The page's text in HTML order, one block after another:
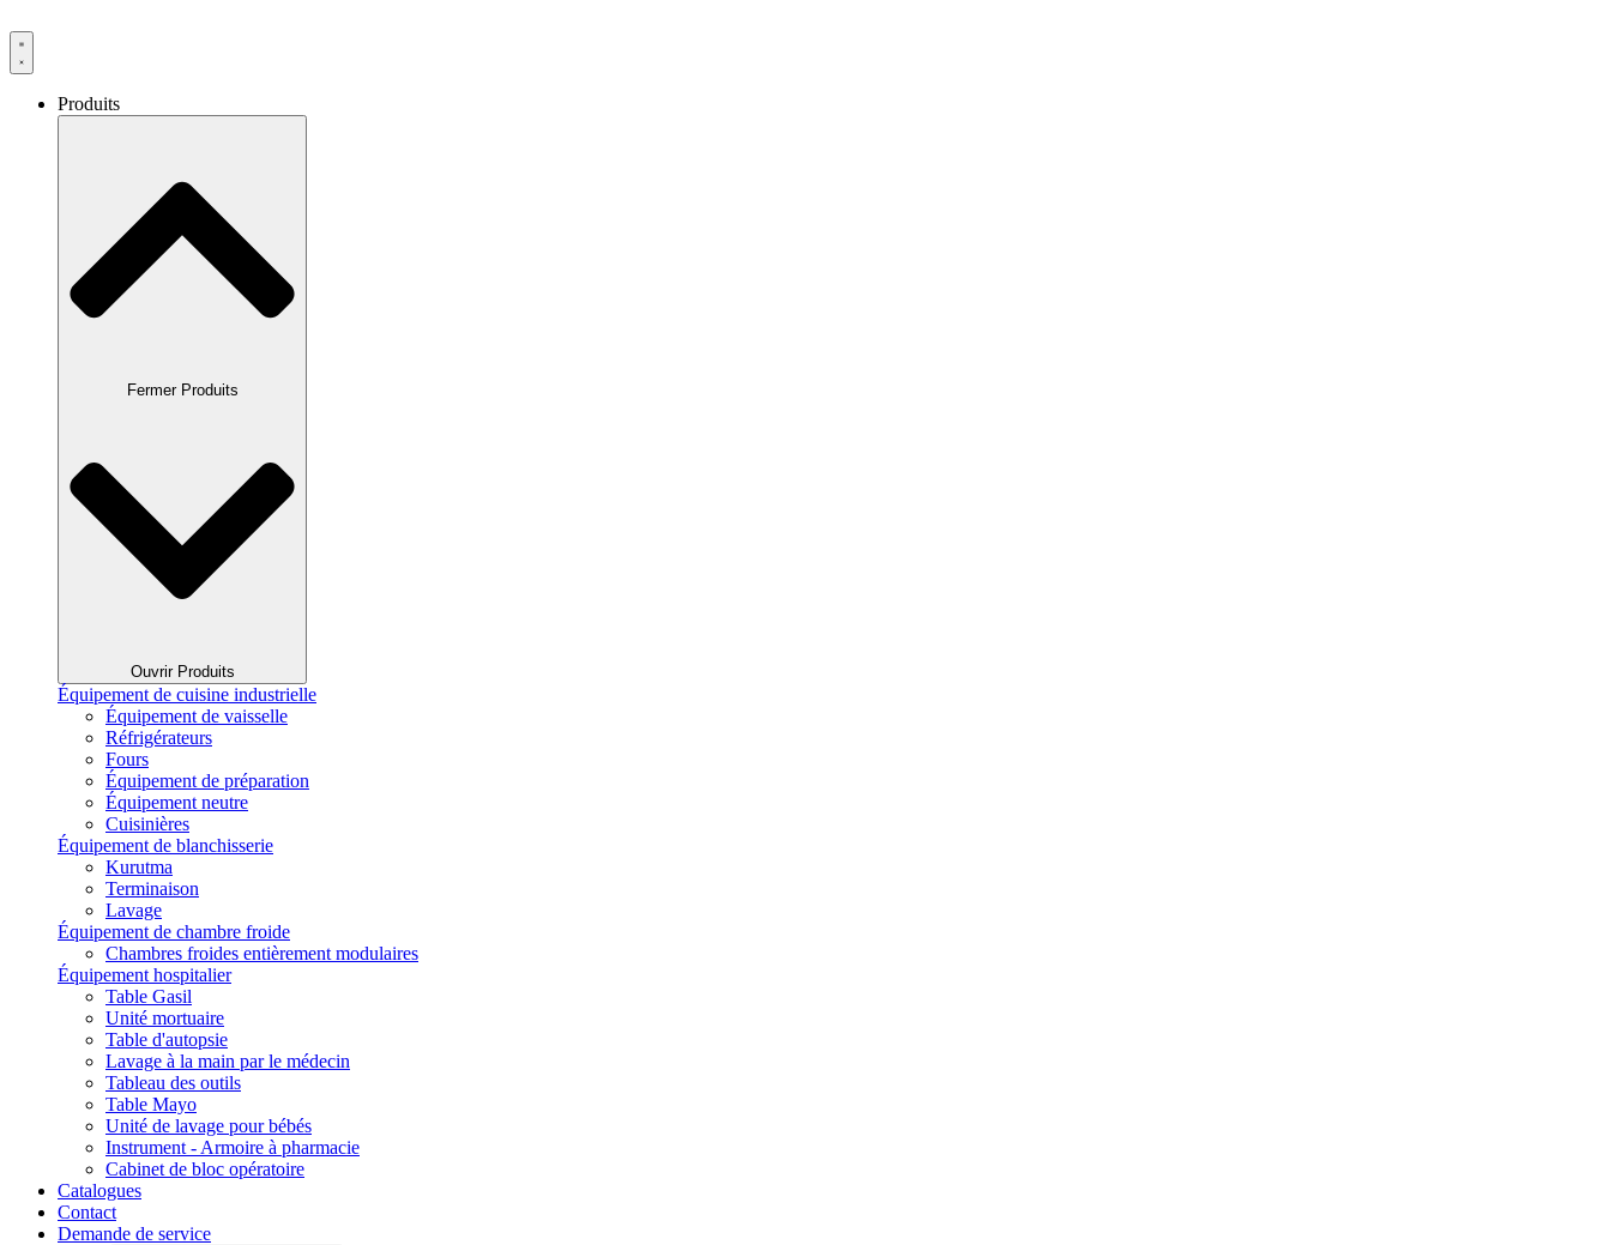
Produits
Fermer Produits
Ouvrir Produits
Équipement de cuisine industrielle
Équipement de vaisselle
Réfrigérateurs
Fours
Équipement de préparation
Équipement neutre
Cuisinières
Équipement de blanchisserie
Kurutma
Terminaison
Lavage
Équipement de chambre froide
Chambres froides entièrement modulaires
Équipement hospitalier
Table Gasil
Unité mortuaire
Table d'autopsie
Lavage à la main par le médecin
Tableau des outils
Table Mayo
Unité de lavage pour bébés
Instrument - Armoire à pharmacie
Cabinet de bloc opératoire
Catalogues
Contact
Demande de service